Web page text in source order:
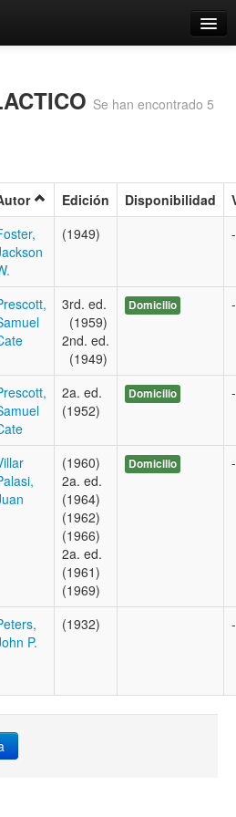
Se han encontrado 5
Edición Disponibilidad
(1949)
3rd. ed.
(1959)
2nd. ed.
(1949)
Domicilio
2a. ed.
(1952)
Domicilio
(1960)
2a. ed.
(1964)
(1962)
(1966)
2a. ed.
(1961)
(1969)
Domicilio
P.
(1932)